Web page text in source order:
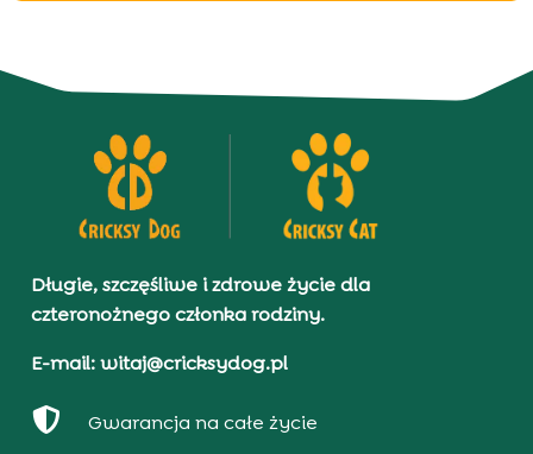
Długie, szczęśliwe i zdrowe życie dla
czteronożnego członka rodziny.
E-mail: witaj@cricksydog.pl
 Gwarancja na całe życie